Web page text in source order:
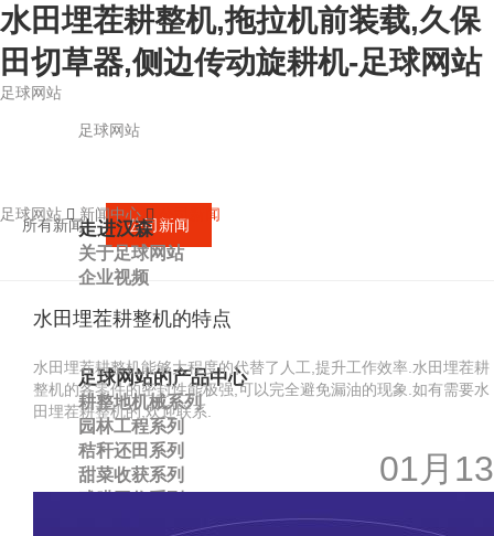
水田埋茬耕整机,拖拉机前装载,久保
田切草器,侧边传动旋耕机-足球网站
足球网站
足球网站
走进汉森
关于足球网站
企业视频
足球网站的产品中心
耕整地机械系列
园林工程系列
秸秆还田系列
甜菜收获系列
残膜回收系列
足球网站 新闻中心 公司新闻
所有新闻 公司新闻
水田埋茬耕整机的特点
水田埋茬耕整机能够大程度的代替了人工,提升工作效率.水田埋茬耕
整机的各零件的密封性能极强,可以完全避免漏油的现象.如有需要水
田埋茬耕整机的,欢迎联系.
01月13